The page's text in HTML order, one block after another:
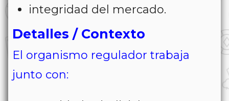
integridad del mercado.
Detalles / Contexto
El organismo regulador trabaja
junto con: